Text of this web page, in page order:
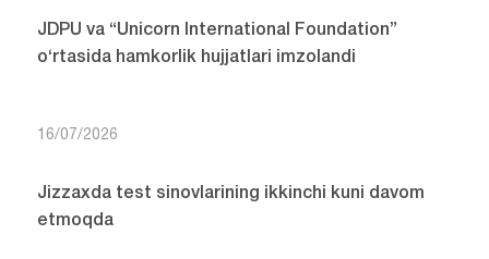
JDPU va “Unicorn International Foundation”
o‘rtasida hamkorlik hujjatlari imzolandi
16/07/2026
Jizzaxda test sinovlarining ikkinchi kuni davom
etmoqda